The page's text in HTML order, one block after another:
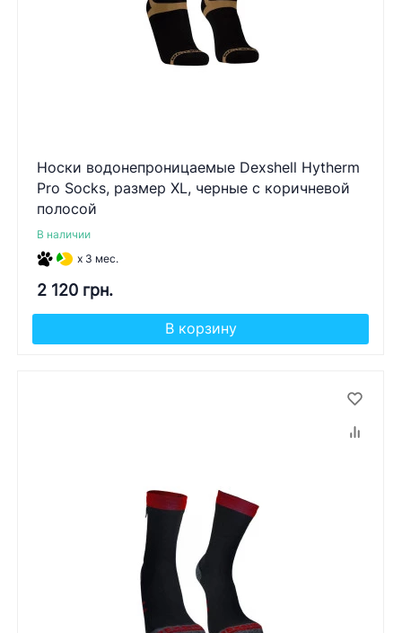
Носки водонепроницаемые Dexshell Hytherm
Pro Socks, размер XL, черные с коричневой
полосой
В наличии
x 3 мес.
2 120 грн.
В корзину